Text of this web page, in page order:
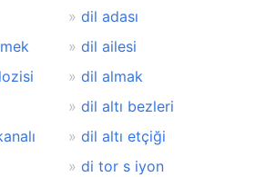
dil adası
dil ailesi
dil almak
dil altı bezleri
dil altı etçiği
di tor s iyon